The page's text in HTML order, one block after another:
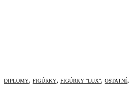
DIPLOMY, FIGÚRKY, FIGÚRKY "LUX", OSTATNÍ,